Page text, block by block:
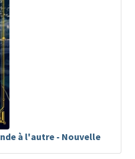
à l'autre - Nouvelle